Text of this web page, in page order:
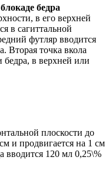
бедра
в его верхней
в сагиттальной
футляр вводится
Вторая точка вкола
бедра, в верхней или
плоскости до
и продвигается на 1 см
вводится 120 мл 0,25\%